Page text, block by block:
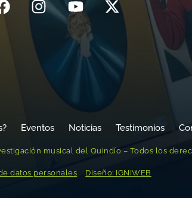
Eventos Noticias Testimonios
musical del Quindío – Todos los
datos personales Diseño: IGNIWEB